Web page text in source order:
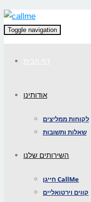
Toggle navigation
אודותינו
לקוחות ממליצים
שאלות ותשובות
השירותים שלנו
חייגן CallMe
קווים וירטואליים